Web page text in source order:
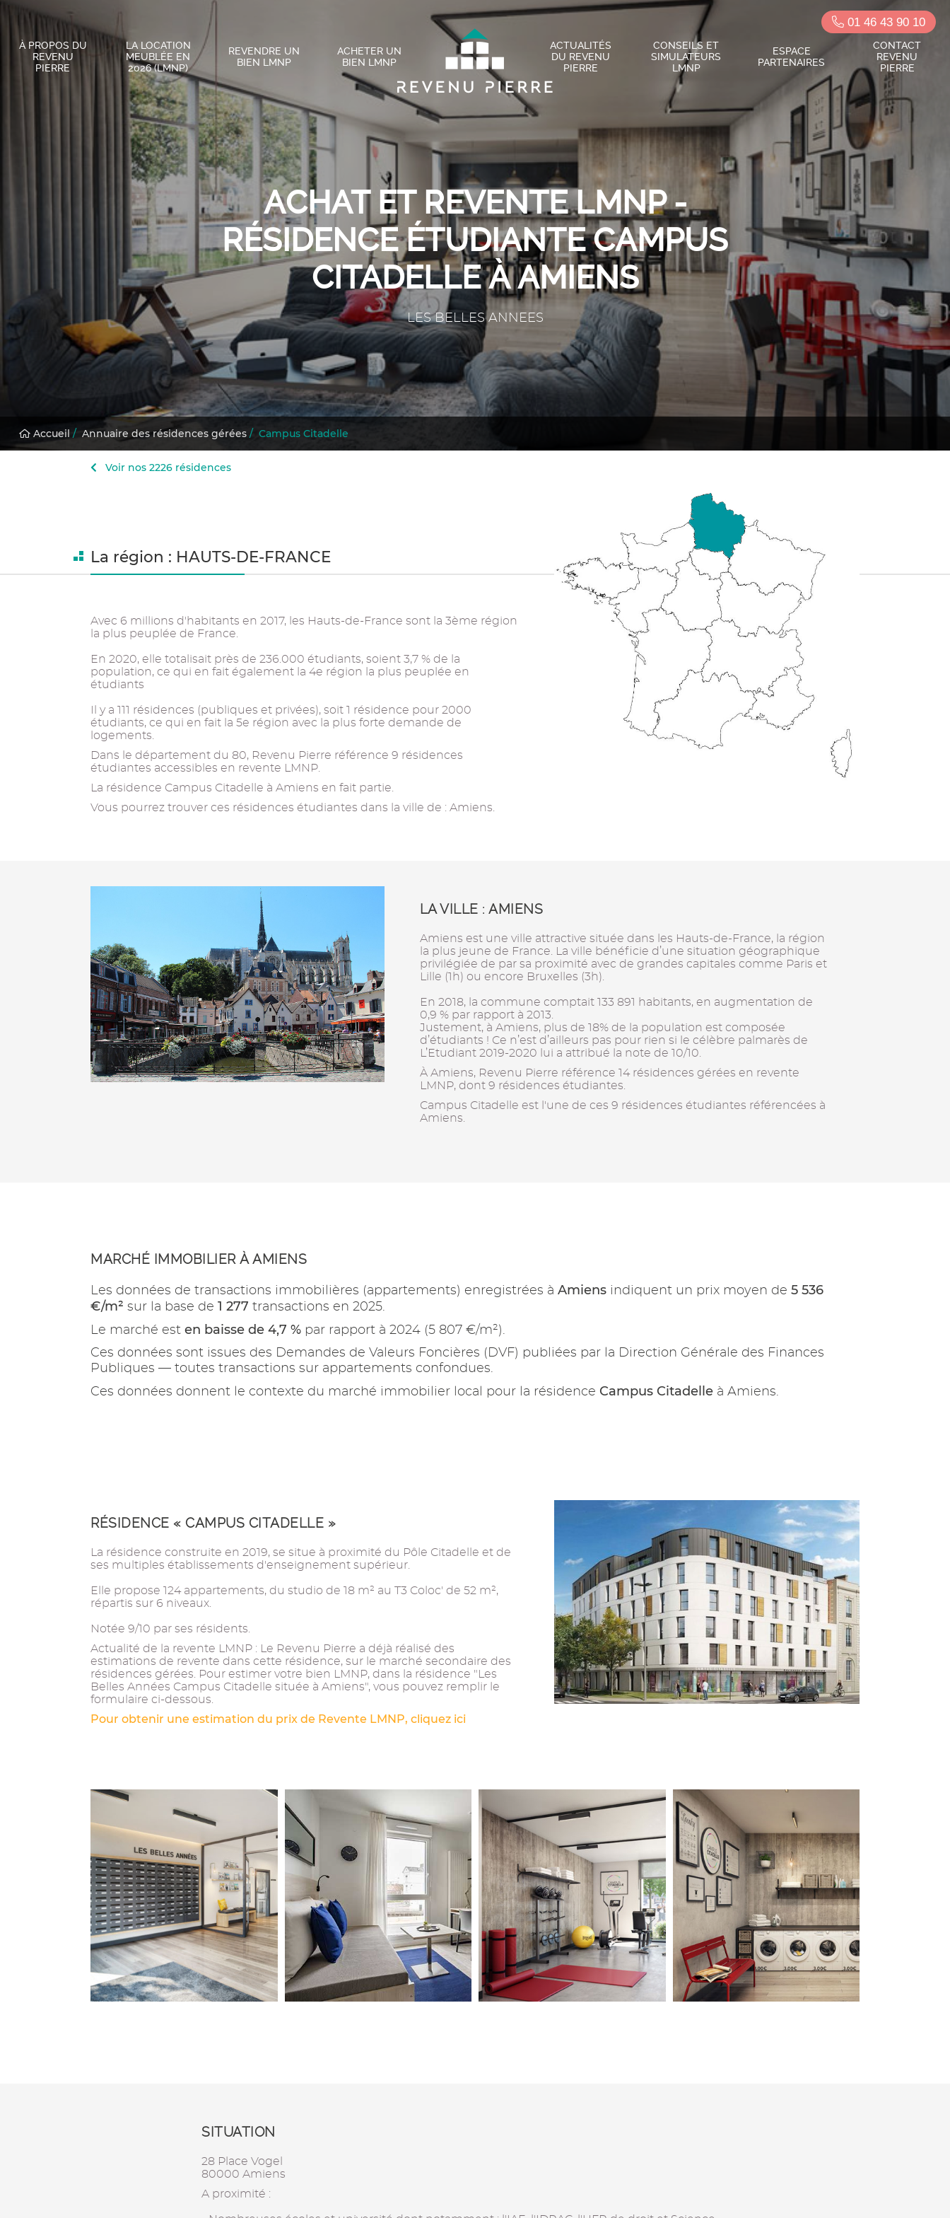
À PROPOS DU
REVENU
PIERRE
LA LOCATION
MEUBLÉE EN
2026 (LMNP)
REVENDRE UN
BIEN LMNP
ACHETER UN
BIEN LMNP
ACTUALITÉS
DU REVENU
PIERRE
CONSEILS ET
SIMULATEURS
LMNP
ESPACE
PARTENAIRES
CONTACT
REVENU
PIERRE
01 46 43 90 10
ACHAT ET REVENTE LMNP -
RÉSIDENCE ÉTUDIANTE CAMPUS
CITADELLE À AMIENS
LES BELLES ANNEES
Accueil / Annuaire des résidences gérées / Campus Citadelle
Voir nos 2226 résidences
La région : HAUTS-DE-FRANCE
Avec 6 millions d'habitants en 2017, les Hauts-de-France sont la 3ème région
la plus peuplée de France.
En 2020, elle totalisait près de 236.000 étudiants, soient 3,7 % de la
population, ce qui en fait également la 4e région la plus peuplée en
étudiants
Il y a 111 résidences (publiques et privées), soit 1 résidence pour 2000
étudiants, ce qui en fait la 5e région avec la plus forte demande de
logements.
Dans le département du 80, Revenu Pierre référence 9 résidences
étudiantes accessibles en revente LMNP.
La résidence Campus Citadelle à Amiens en fait partie.
Vous pourrez trouver ces résidences étudiantes dans la ville de : Amiens.
LA VILLE : AMIENS
Amiens est une ville attractive située dans les Hauts-de-France, la région
la plus jeune de France. La ville bénéficie d’une situation géographique
privilégiée de par sa proximité avec de grandes capitales comme Paris et
Lille (1h) ou encore Bruxelles (3h).
En 2018, la commune comptait 133 891 habitants, en augmentation de
0,9 % par rapport à 2013.
Justement, à Amiens, plus de 18% de la population est composée
d’étudiants ! Ce n’est d’ailleurs pas pour rien si le célèbre palmarès de
L’Etudiant 2019-2020 lui a attribué la note de 10/10.
À Amiens, Revenu Pierre référence 14 résidences gérées en revente
LMNP, dont 9 résidences étudiantes.
Campus Citadelle est l'une de ces 9 résidences étudiantes référencées à
Amiens.
MARCHÉ IMMOBILIER À AMIENS
Les données de transactions immobilières (appartements) enregistrées à Amiens indiquent un prix moyen de 5 536
€/m² sur la base de 1 277 transactions en 2025.
Le marché est en baisse de 4,7 % par rapport à 2024 (5 807 €/m²).
Ces données sont issues des Demandes de Valeurs Foncières (DVF) publiées par la Direction Générale des Finances
Publiques — toutes transactions sur appartements confondues.
Ces données donnent le contexte du marché immobilier local pour la résidence Campus Citadelle à Amiens.
RÉSIDENCE « CAMPUS CITADELLE »
La résidence construite en 2019, se situe à proximité du Pôle Citadelle et de
ses multiples établissements d'enseignement supérieur.
Elle propose 124 appartements, du studio de 18 m² au T3 Coloc' de 52 m²,
répartis sur 6 niveaux.
Notée 9/10 par ses résidents.
Actualité de la revente LMNP : Le Revenu Pierre a déjà réalisé des
estimations de revente dans cette résidence, sur le marché secondaire des
résidences gérées. Pour estimer votre bien LMNP, dans la résidence "Les
Belles Années Campus Citadelle située à Amiens", vous pouvez remplir le
formulaire ci-dessous.
Pour obtenir une estimation du prix de Revente LMNP, cliquez ici
SITUATION
28 Place Vogel
80000 Amiens
A proximité :